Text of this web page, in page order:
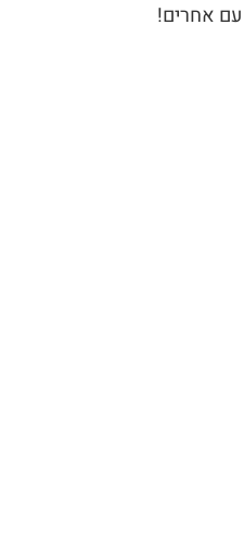
אחרים!